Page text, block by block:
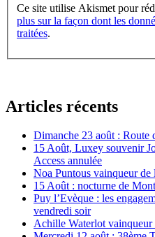
Ce site utilise Akismet pour
plus sur la façon dont les
traitées.
Articles récents
Dimanche 23 août :
15 Août, Luxey souvenir
Access annulée
Noa Puntous vainqueur de
15 Août : nocturne de
Puy l’Evèque : les
vendredi soir
Achille Waterlot